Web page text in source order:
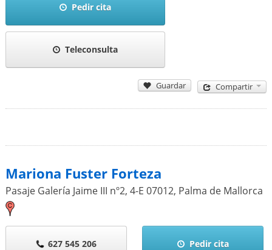
Pedir cita
Teleconsulta
Guardar Compartir
Mariona Fuster Forteza
Pasaje Galería Jaime III nº2, 4-E 07012, Palma de Mallorca
627 545 206 Pedir cita